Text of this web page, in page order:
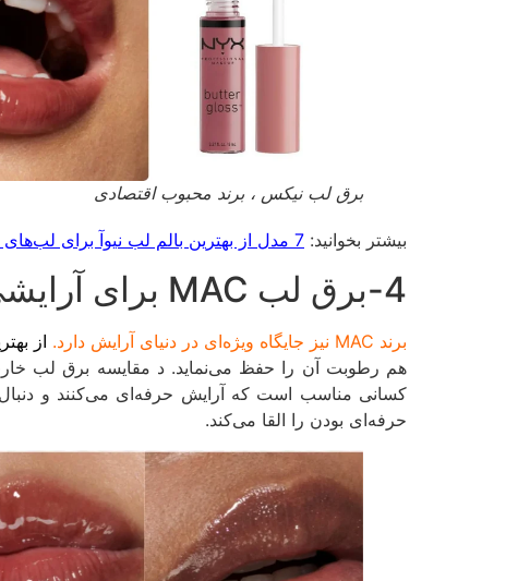
برق لب نیکس ، برند محبوب اقتصادی
بیشتر بخوانید: 7 مدل از بهترین بالم لب نیوآ برای لب‌های خشک :پیشنهاد های طلایی
4-برق لب MAC برای آرایشی حرفه ای و یکتا
برند MAC نیز جایگاه ویژه‌ای در دنیای آرایش دارد. از
کسانی مناسب است که آرایش حرفه‌ای می‌کنند و
حرفه‌ای بودن را القا می‌کند.